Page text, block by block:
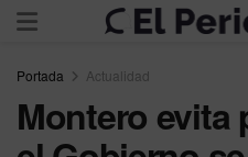
Portada Actualidad
Montero evita